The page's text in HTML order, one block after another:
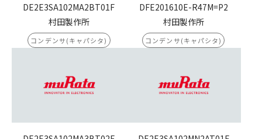
DE2E3SA102MA2BT01F
村田製作所
コンデンサ(キャパシタ)
DFE201610E-R47M=P2
村田製作所
コンデンサ(キャパシタ)